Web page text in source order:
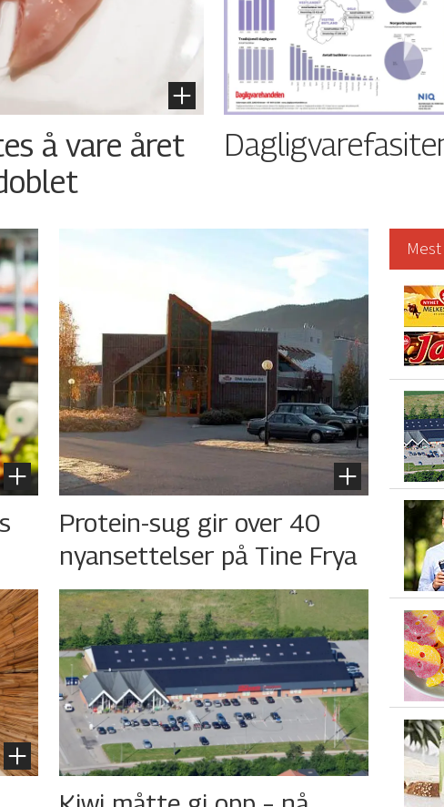
å vare året
Protein-sug gir over 40
nyansettelser på Tine Frya